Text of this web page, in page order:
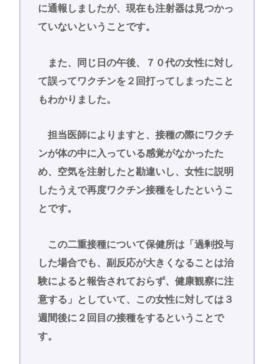
に通報しましたが、現在も注射器は見つかっ
ていないということです。
また、同じ日の午後、７０代の女性に対し
て誤ってワクチンを２回打ってしまったこと
もわかりました。
担当医師によりますと、接種の際にワクチ
ンが体の中に入っている感覚がなかったた
め、空気を注射したと勘違いし、女性に説明
したうえで再度ワクチン接種をしたというこ
とです。
この二重接種について保健所は「過剰投与
した場合でも、副反応が大きくなることは治
験によると報告されておらず、健康観察に注
意する」としていて、この女性に対しては３
週間後に２回目の接種をするということで
す。